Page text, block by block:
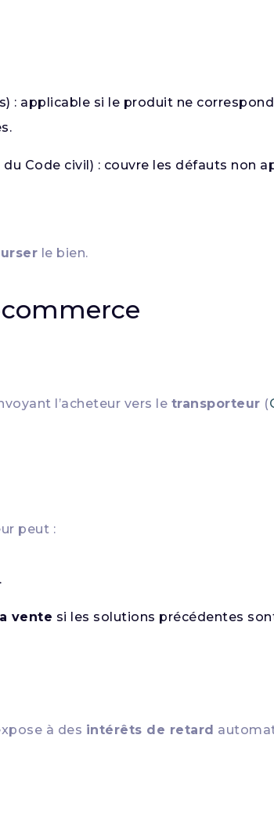
: applicable si le produit ne
du Code civil) : couvre les défauts non
le bien.
l’acheteur vers le transporteur (
peut :
vente si les solutions précédentes
à des intérêts de retard